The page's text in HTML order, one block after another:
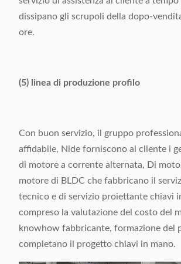
dissipano gli scrupoli della dopo-
ore.
(5) linea di produzione profilo
Con buon servizio, il gruppo
affidabile, Nide forniscono al cliente i
di motore a corrente alternata, Di
motore di BLDC che fabbricano il
tecnico e di servizio proiettante chiavi
compreso la valutazione del costo del
knowhow fabbricante, formazione del
completano il progetto chiavi in mano.